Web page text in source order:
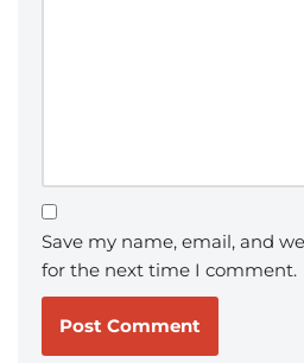
Save my name, email, and
for the next time I comment.